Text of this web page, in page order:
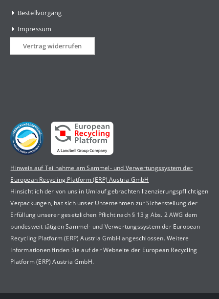
Bestellvorgang
Impressum
Vertrag widerrufen
Hinweis auf Teilnahme am Sammel- und Verwertungssystem der
European Recycling Platform (ERP) Austria GmbH
Hinsichtlich der von uns in Umlauf gebrachten lizenzierungspflichtigen
Verpackungen, hat sich unser Unternehmen zur Sicherstellung der
Erfüllung unserer gesetzlichen Pflicht nach § 13 g Abs. 2 AWG dem
bundesweit tätigen Sammel- und Verwertungssystem der European
Recycling Platform (ERP) Austria GmbH angeschlossen. Weitere
Informationen finden Sie auf der Webseite der European Recycling
Platform (ERP) Austria GmbH.